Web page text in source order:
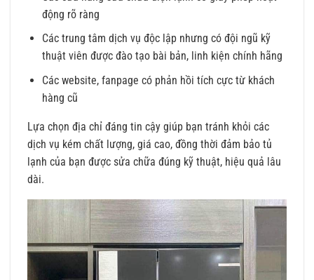
động rõ ràng
Các trung tâm dịch vụ độc lập nhưng có đội ngũ kỹ
thuật viên được đào tạo bài bản, linh kiện chính hãng
Các website, fanpage có phản hồi tích cực từ khách
hàng cũ
Lựa chọn địa chỉ đáng tin cậy giúp bạn tránh khỏi các
dịch vụ kém chất lượng, giá cao, đồng thời đảm bảo tủ
lạnh của bạn được sửa chữa đúng kỹ thuật, hiệu quả lâu
dài.